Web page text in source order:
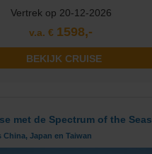
Vertrek op 20-12-2026
v.a. € 1598,-
BEKIJK CRUISE
met de Spectrum of the Seas
Japan en Taiwan